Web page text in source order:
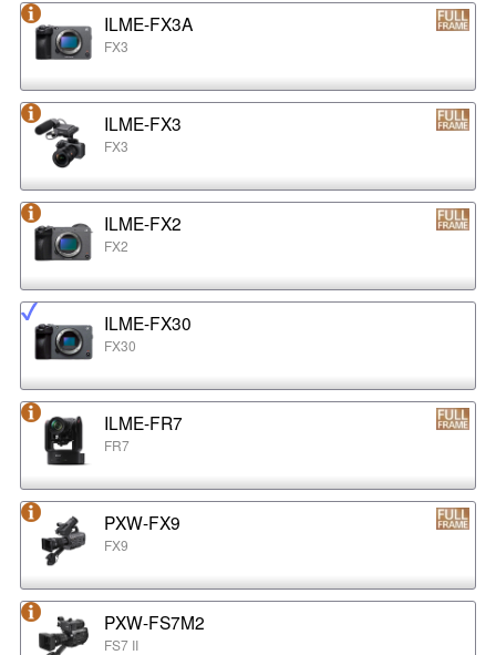
ILME-FX3A
FX3
ILME-FX3
FX3
ILME-FX2
FX2
ILME-FX30
FX30
ILME-FR7
FR7
PXW-FX9
FX9
PXW-FS7M2
FS7 II